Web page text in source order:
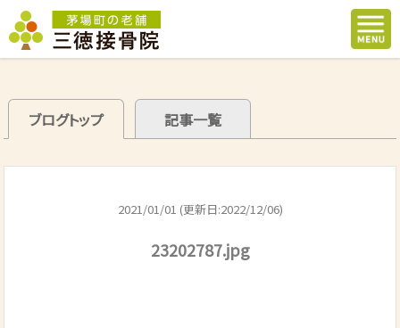
ブログトップ 記事一覧
2021/01/01 (更新日:2022/12/06)
23202787.jpg